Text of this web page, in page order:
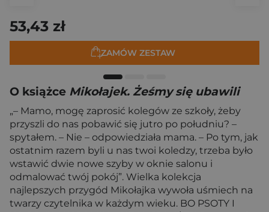
53,43 zł
ZAMÓW ZESTAW
O książce Mikołajek. Żeśmy się ubawili
„– Mamo, mogę zaprosić kolegów ze szkoły, żeby
przyszli do nas pobawić się jutro po południu? –
spytałem. – Nie – odpowiedziała mama. – Po tym, jak
ostatnim razem byli u nas twoi koledzy, trzeba było
wstawić dwie nowe szyby w oknie salonu i
odmalować twój pokój”. Wielka kolekcja
najlepszych przygód Mikołajka wywoła uśmiech na
twarzy czytelnika w każdym wieku. BO PSOTY I